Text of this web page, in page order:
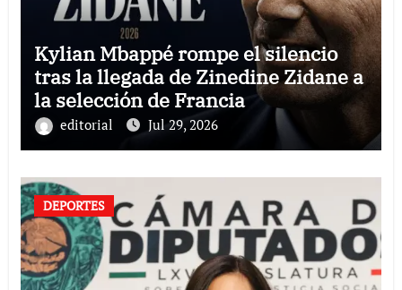
Kylian Mbappé rompe el silencio
tras la llegada de Zinedine Zidane a
la selección de Francia
editorial Jul 29, 2026
DEPORTES